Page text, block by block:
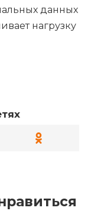
данных
нагрузку